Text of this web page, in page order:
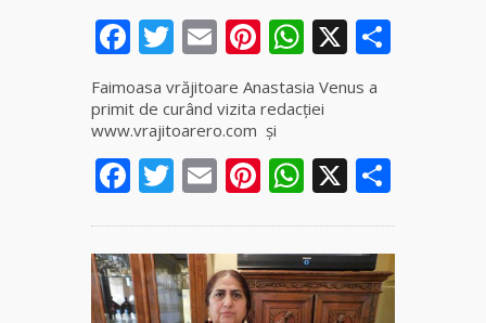
Facebook
Twitter
EmailPinterest
WhatsApp
X
Faimoasa vrăjitoare Anastasia Venus a
primit de curând vizita redacției
www.vrajitoarero.com și
Facebook
Twitter
EmailPinterest
WhatsApp
X